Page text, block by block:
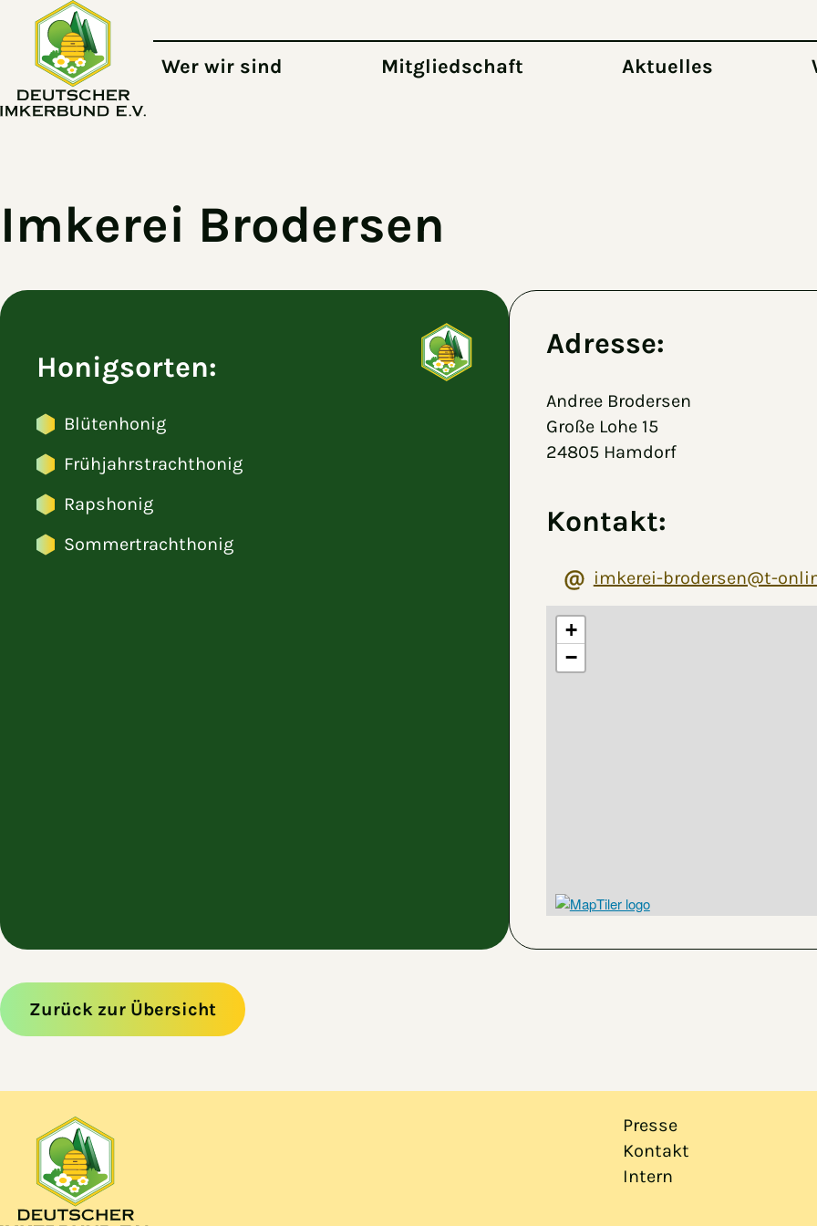
Zum Hauptinhalt springen
Wer wir sind Mitgliedschaft Aktuelles
Imkerei Brodersen
Honigsorten:
Blütenhonig
Frühjahrstrachthonig
Rapshonig
Sommertrachthonig
Adresse:
Andree Brodersen
Große Lohe 15
24805 Hamdorf
Kontakt:
imkerei-brodersen@t-
+
−
Zurück zur Übersicht
Presse
Kontakt
Intern